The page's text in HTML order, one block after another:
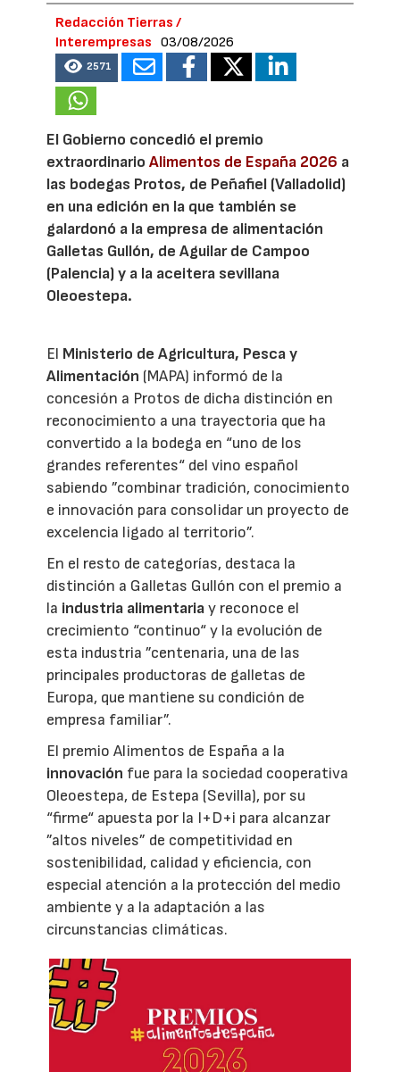
Redacción Tierras /
Interempresas
03/08/2026
2571
El Gobierno concedió el premio
extraordinarioAlimentos de España 2026 a
las bodegas Protos, de Peñafiel (Valladolid)
en una edición en la que también se
galardonó a la empresa de alimentación
Galletas Gullón, de Aguilar de Campoo
(Palencia) y a la aceitera sevillana
Oleoestepa.
El Ministerio de Agricultura, Pesca y
Alimentación (MAPA) informó de la
concesión a Protos de dicha distinción en
reconocimiento a una trayectoria que ha
convertido a la bodega en “uno de los
grandes referentes“ del vino español
sabiendo ”combinar tradición, conocimiento
e innovación para consolidar un proyecto de
excelencia ligado al territorio”.
En el resto de categorías, destaca la
distinción a Galletas Gullón con el premio a
la industria alimentariay reconoce el
crecimiento “continuo“ y la evolución de
esta industria ”centenaria, una de las
principales productoras de galletas de
Europa, que mantiene su condición de
empresa familiar”.
El premio Alimentos de España a la
innovación fue para la sociedad cooperativa
Oleoestepa, de Estepa (Sevilla), por su
“firme“ apuesta por la I+D+i para alcanzar
”altos niveles” de competitividad en
sostenibilidad, calidad y eficiencia, con
especial atención a la protección del medio
ambiente y a la adaptación a las
circunstancias climáticas.